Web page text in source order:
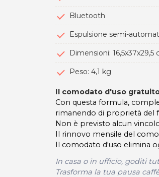
Bluetooth
Espulsione semi-
Dimensioni: 16,5x37x29,5
Peso: 4,1 kg
Il comodato d'uso
Con questa formula,
rimanendo di proprietà del
Non è previsto alcun
Il rinnovo mensile del
Il comodato d'uso elimina
In casa o in ufficio, goditi
Trasforma la tua pausa